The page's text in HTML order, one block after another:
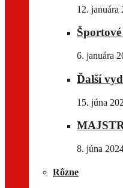
12. januára
6. januára
Ďalší
15. júna
8. júna
Rôzne